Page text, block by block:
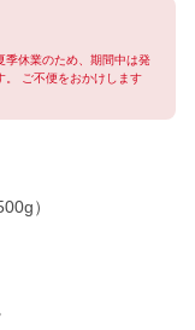
季休業のため、期間中は発
。 ご不便をおかけします
）